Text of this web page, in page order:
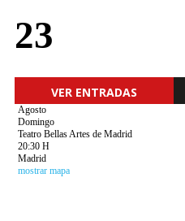
23
VER ENTRADAS
Agosto
Domingo
Teatro Bellas Artes de Madrid
20:30 H
Madrid
mostrar mapa